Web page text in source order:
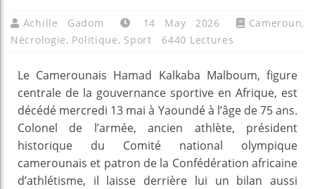
Achille Gadom 14 May 2026 Cameroun,
Nécrologie, Politique, Sport 6440 Lectures
Le Camerounais Hamad Kalkaba Malboum, figure
centrale de la gouvernance sportive en Afrique, est
décédé mercredi 13 mai à Yaoundé à l’âge de 75 ans.
Colonel de l’armée, ancien athlète, président
historique du Comité national olympique
camerounais et patron de la Confédération africaine
d’athlétisme, il laisse derrière lui un bilan aussi